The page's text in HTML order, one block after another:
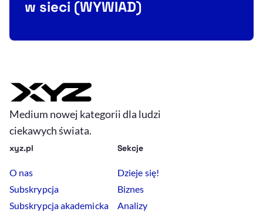
w sieci (WYWIAD)
Medium nowej kategorii dla ludzi
ciekawych świata.
xyz.pl
O nas
Subskrypcja
Subskrypcja akademicka
Sekcje
Dzieje się!
Biznes
Analizy